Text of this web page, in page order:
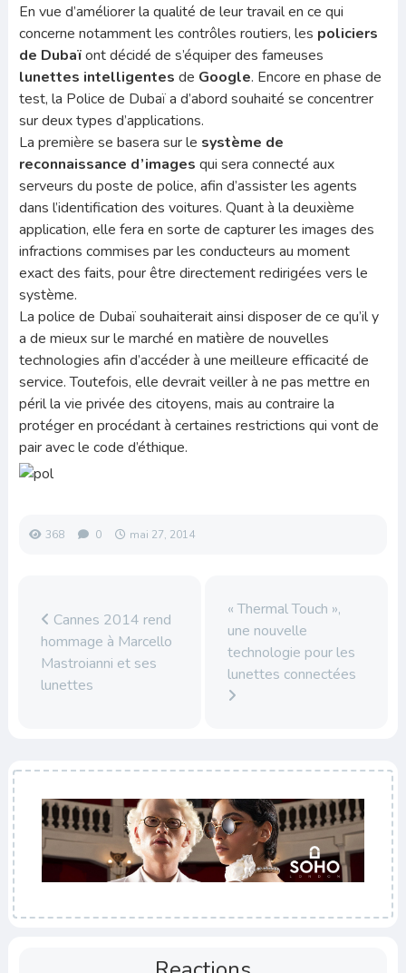
En vue d’améliorer la qualité de leur travail en ce qui
concerne notamment les contrôles routiers, les policiers
de Dubaïont décidé de s’équiper des fameuses
lunettes intelligentes de Google. Encore en phase de
test, la Police de Dubaï a d’abord souhaité se concentrer
sur deux types d’applications.
La première se basera sur le système de
reconnaissance d’images qui sera connecté aux
serveurs du poste de police, afin d’assister les agents
dans l’identification des voitures. Quant à la deuxième
application, elle fera en sorte de capturer les images des
infractions commises par les conducteurs au moment
exact des faits, pour être directement redirigées vers le
système.
La police de Dubaï souhaiterait ainsi disposer de ce qu’il y
a de mieux sur le marché en matière de nouvelles
technologies afin d’accéder à une meilleure efficacité de
service. Toutefois, elle devrait veiller à ne pas mettre en
péril la vie privée des citoyens, mais au contraire la
protéger en procédant à certaines restrictions qui vont de
pair avec le code d’éthique.
368 0 mai 27, 2014
Cannes 2014 rend
hommage à Marcello
Mastroianni et ses
lunettes
« Thermal Touch »,
une nouvelle
technologie pour les
lunettes connectées